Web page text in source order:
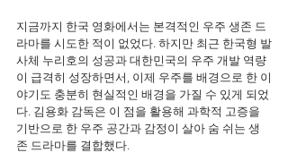
지금까지 한국 영화에서는 본격적인 우주 생존 드
라마를 시도한 적이 없었다. 하지만 최근 한국형 발
사체 누리호의 성공과 대한민국의 우주 개발 역량
이 급격히 성장하면서, 이제 우주를 배경으로 한 이
야기도 충분히 현실적인 배경을 가질 수 있게 되었
다. 김용화 감독은 이 점을 활용해 과학적 고증을
기반으로 한 우주 공간과 감정이 살아 숨 쉬는 생
존 드라마를 결합했다.